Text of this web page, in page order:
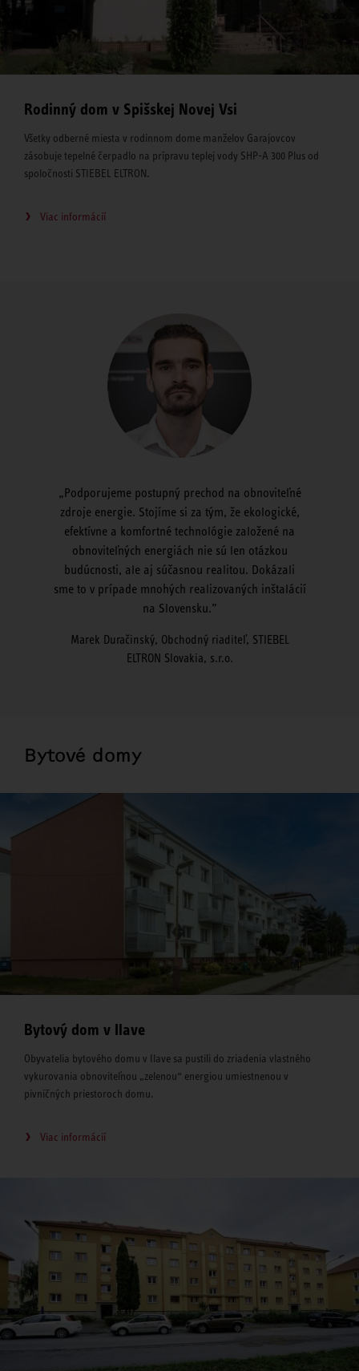
Rodinný dom v Spišskej Novej Vsi
Všetky odberné miesta v rodinnom dome manželov Garajovcov
zásobuje tepelné čerpadlo na prípravu teplej vody SHP-A 300 Plus od
spoločnosti STIEBEL ELTRON.
Viac informácií
Podporujeme postupný prechod na obnoviteľné
zdroje energie. Stojíme si za tým, že ekologické,
efektívne a komfortné technológie založené na
obnoviteľných energiách nie sú len otázkou
budúcnosti, ale aj súčasnou realitou. Dokázali
sme to v prípade mnohých realizovaných inštalácií
na Slovensku.
Marek Duračinský, Obchodný riaditeľ, STIEBEL
ELTRON Slovakia, s.r.o.
Bytové domy
Bytový dom v Ilave
Obyvatelia bytového domu v Ilave sa pustili do zriadenia vlastného
vykurovania obnoviteľnou „zelenou“ energiou umiestnenou v
pivničných priestoroch domu.
Viac informácií